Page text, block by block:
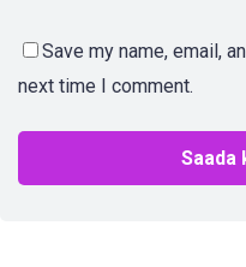
Save my name, email,
next time I comment.